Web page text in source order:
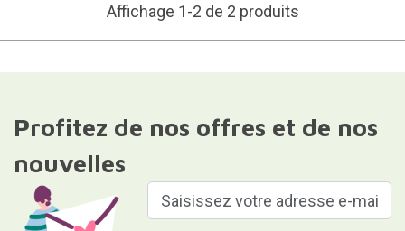
Affichage 1-2 de 2 produits
Profitez de nos offres et de nos
nouvelles